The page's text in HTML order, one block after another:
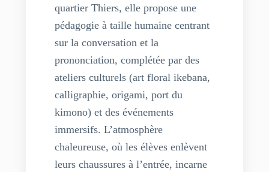
quartier Thiers, elle propose une
pédagogie à taille humaine centrant
sur la conversation et la
prononciation, complétée par des
ateliers culturels (art floral ikebana,
calligraphie, origami, port du
kimono) et des événements
immersifs. L’atmosphère
chaleureuse, où les élèves enlèvent
leurs chaussures à l’entrée, incarne